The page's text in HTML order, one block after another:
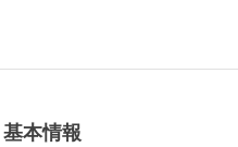
基本情報